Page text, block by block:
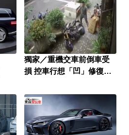
獨家／重機交車前倒車受
損 控車行想「凹」修復交